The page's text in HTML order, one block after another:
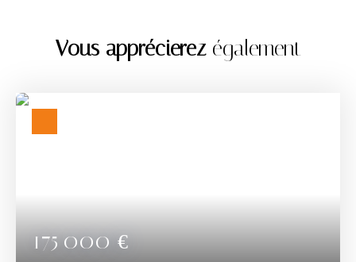
Vous apprécierezégalement
175 000€